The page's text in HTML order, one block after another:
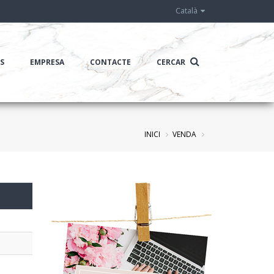
Català
EMPRESA CONTACTE CERCAR
INICI VENDA